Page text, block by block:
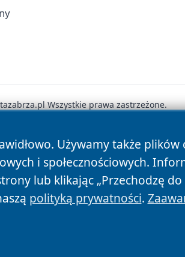
Używamy także
i społecznościowych.
lub klikając „Przechodzę
polityką prywatności.
Wszystkie prawa zastrzeżone.
Prywatności Polityka Cookies